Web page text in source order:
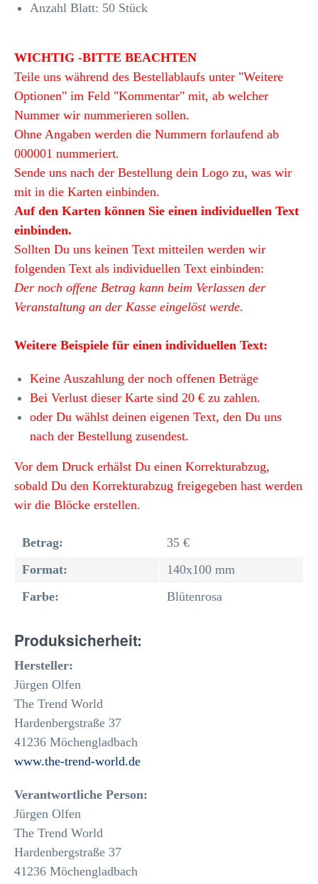
Anzahl Blatt: 50 Stück
WICHTIG -BITTE BEACHTEN
Teile uns während des Bestellablaufs unter "Weitere
Optionen" im Feld "Kommentar" mit, ab welcher
Nummer wir nummerieren sollen.
Ohne Angaben werden die Nummern forlaufend ab
000001 nummeriert.
Sende uns nach der Bestellung dein Logo zu, was wir
mit in die Karten einbinden.
Auf den Karten können Sie einen individuellen Text
einbinden.
Sollten Du uns keinen Text mitteilen werden wir
folgenden Text als individuellen Text einbinden:
Der noch offene Betrag kann beim Verlassen der
Veranstaltung an der Kasse eingelöst werde.
Weitere Beispiele für einen individuellen Text:
Keine Auszahlung der noch offenen Beträge
Bei Verlust dieser Karte sind 20 € zu zahlen.
oder Du wählst deinen eigenen Text, den Du uns
nach der Bestellung zusendest.
Vor dem Druck erhälst Du einen Korrekturabzug,
sobald Du den Korrekturabzug freigegeben hast werden
wir die Blöcke erstellen.
Betrag:
35 €
Format:
140x100 mm
Farbe:
Blütenrosa
Produksicherheit:
Hersteller:
Jürgen Olfen
The Trend World
Hardenbergstraße 37
41236 Möchengladbach
www.the-trend-world.de
Verantwortliche Person:
Jürgen Olfen
The Trend World
Hardenbergstraße 37
41236 Möchengladbach